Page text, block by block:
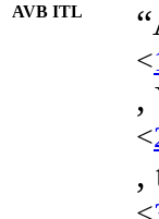
AVB ITL
<
,
<
,